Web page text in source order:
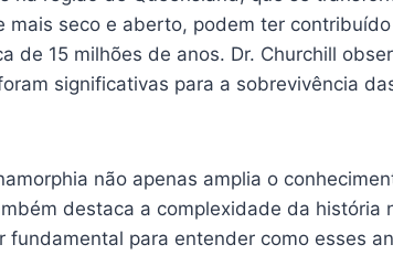
mais seco e aberto, podem ter
de 15 milhões de anos. Dr. Churchill
significativas para a sobrevivência
não apenas amplia o
destaca a complexidade da história
fundamental para entender como esses